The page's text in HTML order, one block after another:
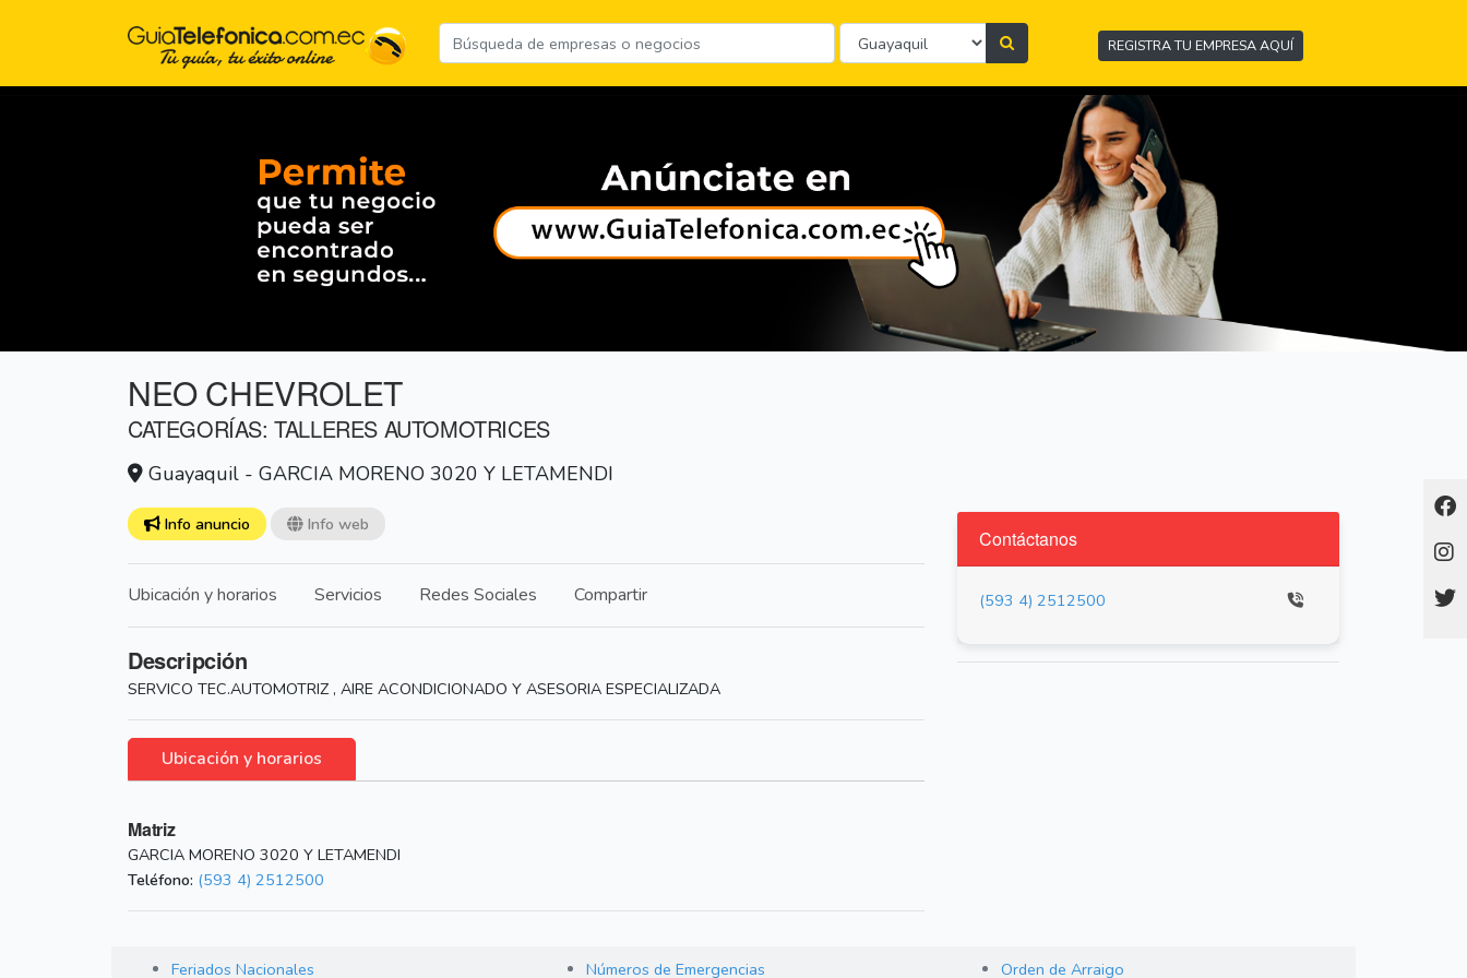
REGISTRA TU EMPRESA AQUÍ
NEO CHEVROLET
CATEGORÍAS: TALLERES AUTOMOTRICES
Guayaquil - GARCIA MORENO 3020 Y LETAMENDI
Info anuncio Info web
Ubicación y horarios Servicios Redes Sociales Compartir
Descripción
SERVICO TEC.AUTOMOTRIZ , AIRE ACONDICIONADO Y ASESORIA ESPECIALIZADA
Ubicación y horarios
Matriz
GARCIA MORENO 3020 Y LETAMENDI
Teléfono: (593 4) 2512500
Contáctanos
(593 4) 2512500
Feriados Nacionales Números de Emergencias Orden de Arraigo